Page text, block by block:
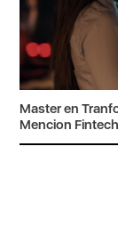
Master en
Mencion